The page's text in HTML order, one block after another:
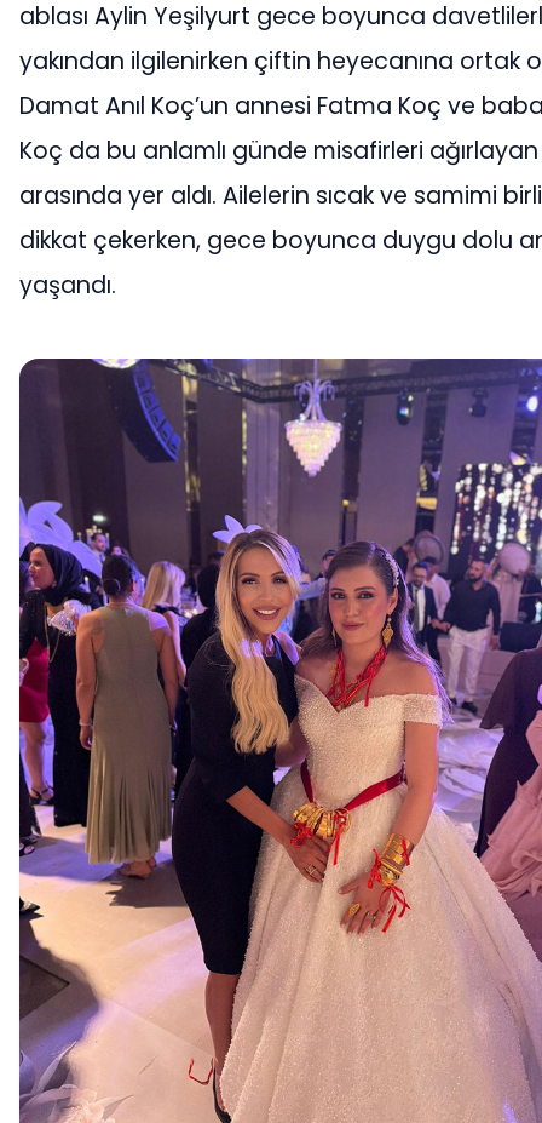
ablası Aylin Yeşilyurt gece boyunca
yakından ilgilenirken çiftin heyecanına ortak
Damat Anıl Koç’un annesi Fatma Koç ve
Koç da bu anlamlı günde misafirleri
arasında yer aldı. Ailelerin sıcak ve samimi
dikkat çekerken, gece boyunca duygu dolu
yaşandı.